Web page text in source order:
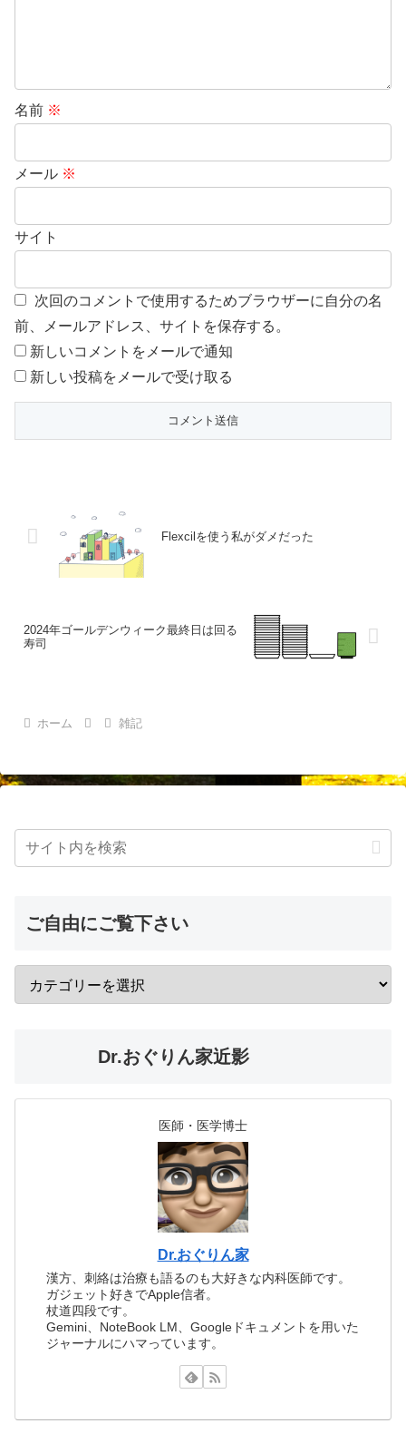
名前 ※
メール ※
サイト
次回のコメントで使用するためブラウザーに自分の名
前、メールアドレス、サイトを保存する。
新しいコメントをメールで通知
新しい投稿をメールで受け取る
Flexcilを使う私がダメだった
2024年ゴールデンウィーク最終日は回る
寿司
ホーム 雑記
ご自由にご覧下さい
Dr.おぐりん家近影
医師・医学博士
Dr.おぐりん家
漢方、刺絡は治療も語るのも大好きな内科医師です。
ガジェット好きでApple信者。
杖道四段です。
Gemini、NoteBook LM、Googleドキュメントを用いた
ジャーナルにハマっています。